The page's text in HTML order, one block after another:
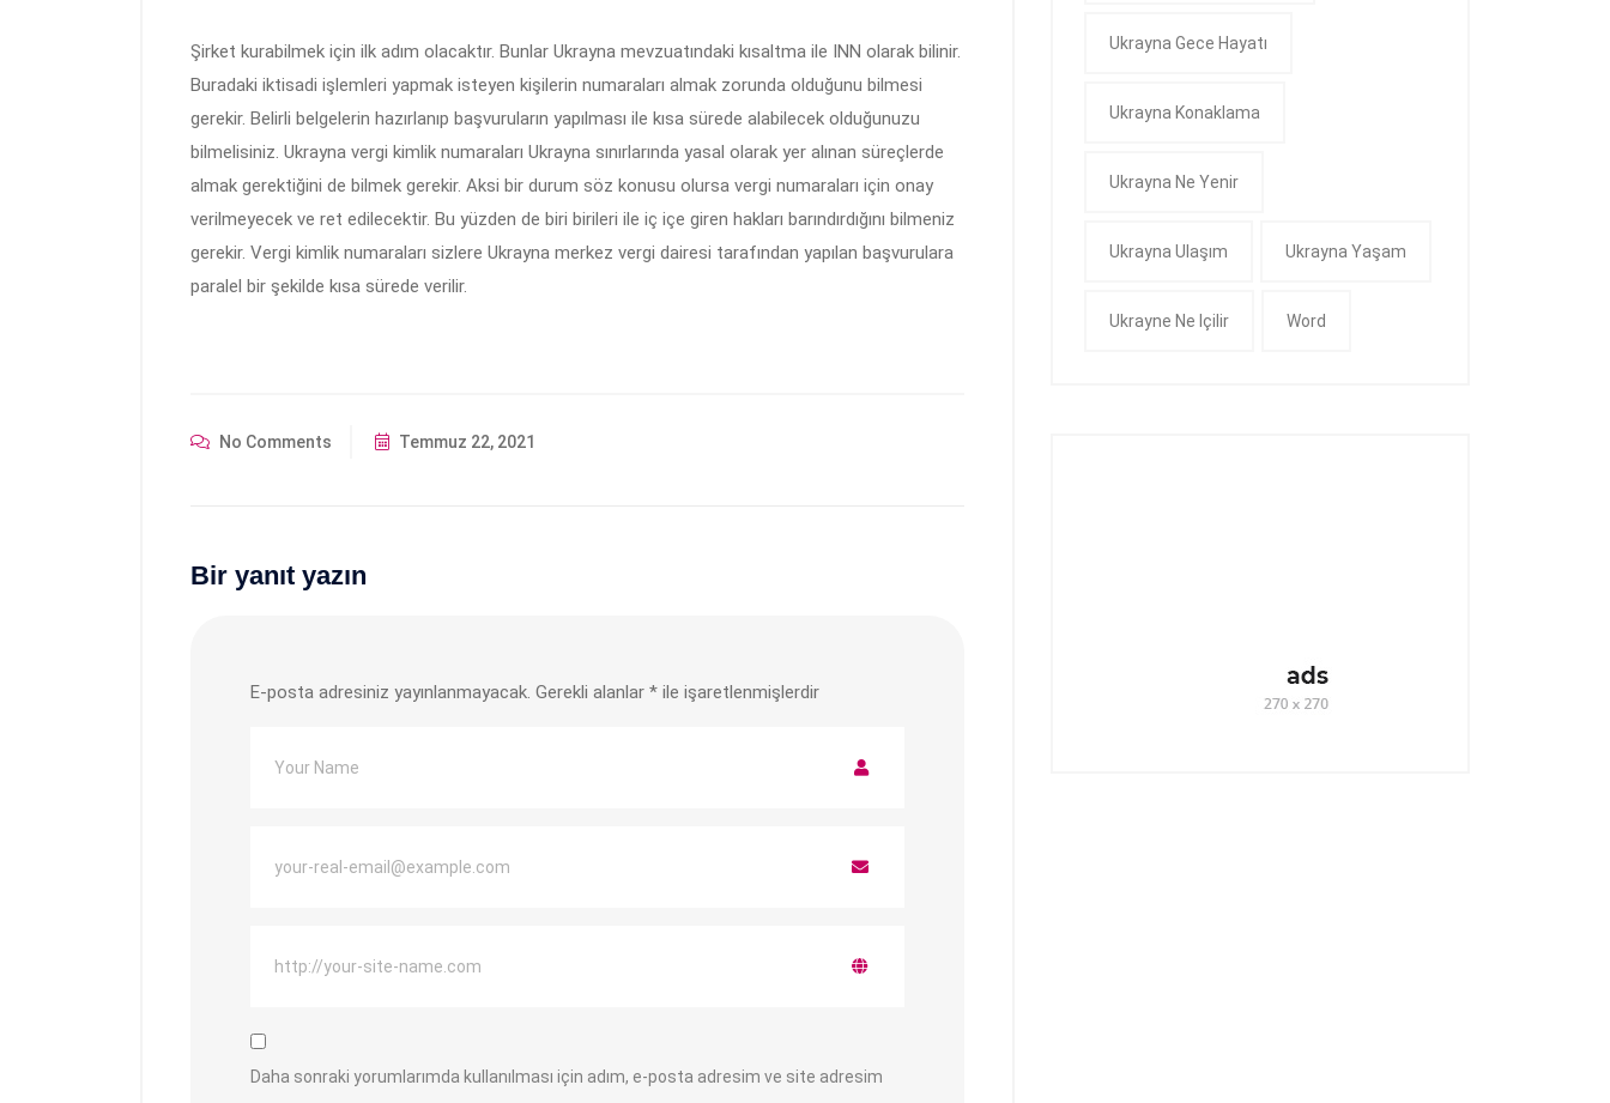
Şirket kurabilmek için ilk adım olacaktır. Bunlar Ukrayna mevzuatındaki kısaltma ile INN olarak bilinir.
Buradaki iktisadi işlemleri yapmak isteyen kişilerin numaraları almak zorunda olduğunu bilmesi
gerekir. Belirli belgelerin hazırlanıp başvuruların yapılması ile kısa sürede alabilecek olduğunuzu
bilmelisiniz. Ukrayna vergi kimlik numaraları Ukrayna sınırlarında yasal olarak yer alınan süreçlerde
almak gerektiğini de bilmek gerekir. Aksi bir durum söz konusu olursa vergi numaraları için onay
verilmeyecek ve ret edilecektir. Bu yüzden de biri birileri ile iç içe giren hakları barındırdığını bilmeniz
gerekir. Vergi kimlik numaraları sizlere Ukrayna merkez vergi dairesi tarafından yapılan başvurulara
paralel bir şekilde kısa sürede verilir.
No Comments Temmuz 22, 2021
Bir yanıt yazın
E-posta adresiniz yayınlanmayacak. Gerekli alanlar * ile işaretlenmişlerdir
Daha sonraki yorumlarımda kullanılması için adım, e-posta adresim ve site adresim
Ukrayna Gece Hayatı
Ukrayna Konaklama
Ukrayna Ne Yenir
Ukrayna Ulaşım Ukrayna Yaşam
Ukrayne Ne Içilir Word